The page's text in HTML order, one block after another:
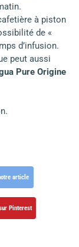
à piston
de «
d’infusion.
peut aussi
Pure Origine
article
Pinterest